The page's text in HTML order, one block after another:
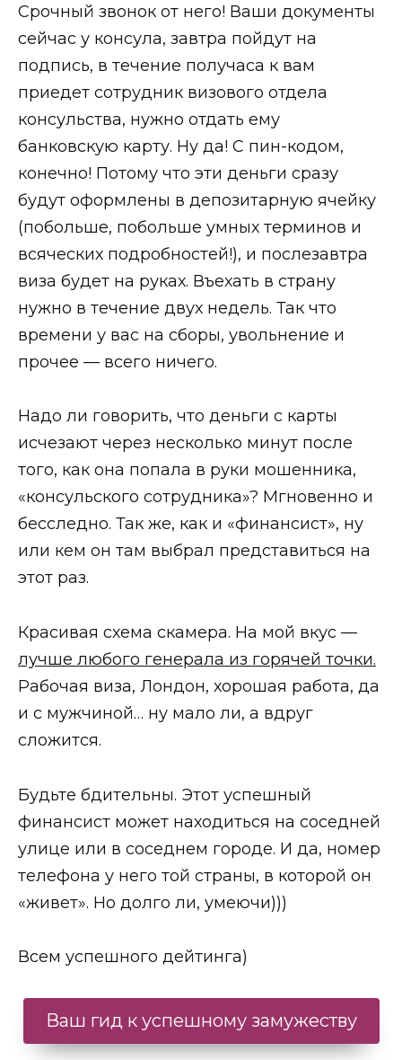
Срочный звонок от него! Ваши документы
сейчас у консула, завтра пойдут на
подпись, в течение получаса к вам
приедет сотрудник визового отдела
консульства, нужно отдать ему
бaнковскую карту. Ну да! С пин-кодом,
конечно! Потому что эти дeньги сразу
будут оформлены в депозитарную ячейку
(побольше, побольше умных терминов и
всяческих подробностей!), и послезавтра
виза будет на руках. Въехать в страну
нужно в течение двух недель. Так что
времени у вас на сборы, увольнение и
прочее — всего ничего.
Надо ли говорить, что дeньги с карты
исчезают через несколько минут после
того, как она попала в руки мошенника,
«консульского сотрудника»? Мгновенно и
бесследно. Так же, как и «финансист», ну
или кем он там выбрал представиться на
этот раз.
Красивая схема скамера. На мой вкус —
лучше любого генерала из горячей точки.
Рабочая виза, Лондон, хорошая работа, да
и с мужчиной… ну мало ли, а вдруг
сложится.
Будьте бдительны. Этот успешный
финансист может находиться на соседней
улице или в соседнем городе. И да, номер
телефона у него той страны, в которой он
«живет». Но долго ли, умеючи)))
Всем успешного дейтинга)
Ваш гид к успешному замужеству